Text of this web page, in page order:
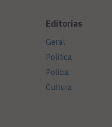
Editorias
Geral
Política
Polícia
Cultura